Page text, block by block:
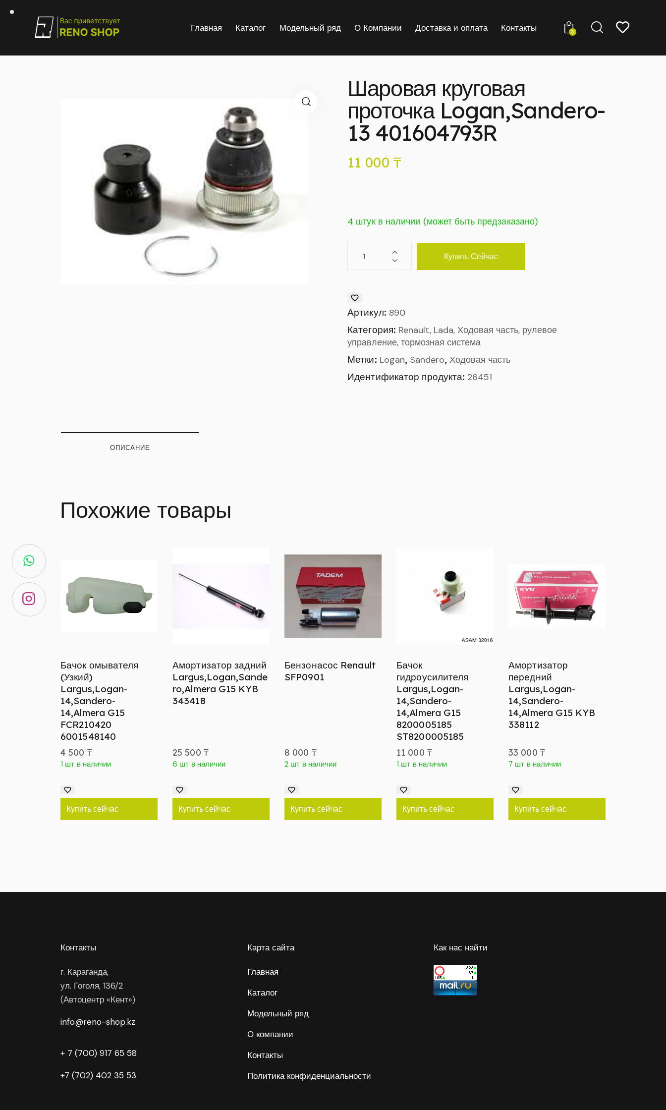
Главная Каталог Модельный ряд О Компании Доставка и оплата Контакты 0
Шаровая круговая
проточка Logan,Sandero-
13 401604793R
11 000 ₸
4 штук в наличии (может быть предзаказано)
Купить Сейчас
Артикул: 890
Категория: Renault, Lada, Ходовая часть, рулевое
управление, тормозная система
Метки: Logan, Sandero,Ходовая часть
Идентификатор продукта: 26451
ОПИСАНИЕ
Похожие товары
Бачок омывателя
(Узкий)
Largus,Logan-
14,Sandero-
14,Almera G15
FCR210420
6001548140
4 500 ₸
1 шт в наличии
Купить сейчас
Амортизатор задний
Largus,Logan,Sande
ro,Almera G15 KYB
343418
25 500 ₸
6 шт в наличии
Купить сейчас
Бензонасос Renault
SFP0901
8 000 ₸
2 шт в наличии
Купить сейчас
Бачок
гидроусилителя
Largus,Logan-
14,Sandero-
14,Almera G15
8200005185
ST8200005185
11 000 ₸
1 шт в наличии
Купить сейчас
Амортизатор
передний
Largus,Logan-
14,Sandero-
14,Almera G15 KYB
338112
33 000 ₸
7 шт в наличии
Купить сейчас
Контакты
г. Караганда,
ул. Гоголя, 136/2
(Автоцентр «Кент»)
info@reno-shop.kz
+ 7 (700) 917 65 58
+7 (702) 402 35 53
Карта сайта
Главная
Каталог
Модельный ряд
О компании
Контакты
Политика конфиденциальности
Как нас найти